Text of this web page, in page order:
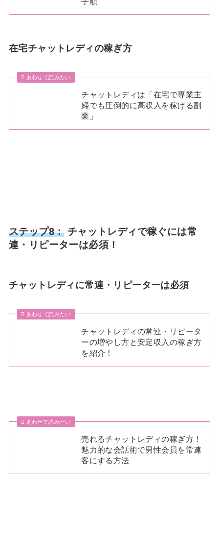
在宅チャットレディの稼ぎ方
あわせて読みたい
チャットレディは「在宅で専業主
婦でも圧倒的に高収入を稼げる副
業」
ステップ8： チャットレディで稼ぐには常
連・リピーターは必須！
チャットレディに常連・リピーターは必須
あわせて読みたい
チャットレディの常連・リピータ
ーの増やし方と安定収入の稼ぎ方
を紹介！
あわせて読みたい
売れるチャットレディの稼ぎ方！
魅力的な会話術で男性会員を常連
客にする方法